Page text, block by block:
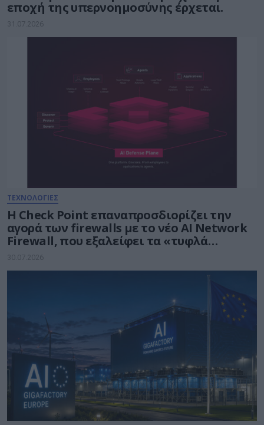
εποχή της υπερνοημοσύνης έρχεται.
31.07.2026
ΤΕΧΝΟΛΟΓΙΕΣ
Η Check Point επαναπροσδιορίζει την
αγορά των firewalls με το νέο AI Network
Firewall, που εξαλείφει τα «τυφλά
σημεία» της Τεχνητής Νοημοσύνης σε
κάθε δίκτυο
30.07.2026